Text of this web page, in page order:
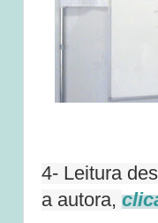
4- Leitura
a autora,